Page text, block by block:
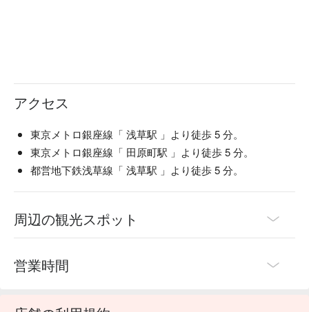
アクセス
東京メトロ銀座線「 浅草駅 」より徒歩 5 分。
東京メトロ銀座線「 田原町駅 」より徒歩 5 分。
都営地下鉄浅草線「 浅草駅 」より徒歩 5 分。
周辺の観光スポット
営業時間